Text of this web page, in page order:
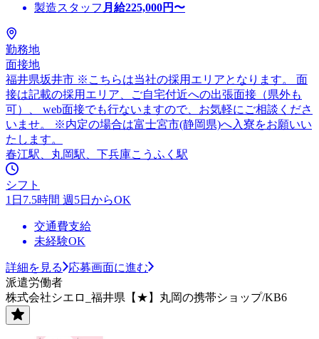
製造スタッフ 月給225,000円〜
勤務地
面接地
福井県坂井市 ※こちらは当社の採用エリアとなります。 面
接は記載の採用エリア、ご自宅付近への出張面接（県外も
可）、 web面接でも行ないますので、お気軽にご相談くださ
いませ。 ※内定の場合は富士宮市(静岡県)へ入寮をお願いい
たします。
春江駅、丸岡駅、下兵庫こうふく駅
シフト
1日7.5時間 週5日からOK
交通費支給
未経験OK
詳細を見る
応募画面に進む
派遣労働者
株式会社シエロ_福井県【★】丸岡の携帯ショップ/KB6